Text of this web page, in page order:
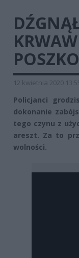
12 kwietnia 2020
Policjanci
dokonanie
tego czynu z
areszt. Za to
wolności.